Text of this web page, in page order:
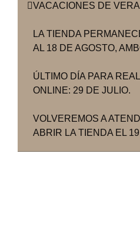
VACACIONES DE
LA TIENDA
AL 18 DE AGOSTO,
ÚLTIMO DÍA PARA
ONLINE: 29 DE JULIO.
VOLVEREMOS A
ABRIR LA TIENDA EL